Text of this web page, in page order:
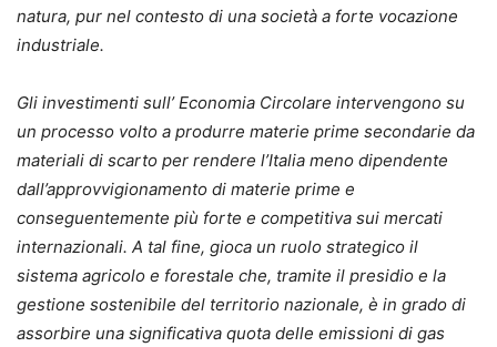
natura, pur nel contesto di una società a forte vocazione
industriale.
Gli investimenti sull’ Economia Circolare intervengono su
un processo volto a produrre materie prime secondarie da
materiali di scarto per rendere l’Italia meno dipendente
dall’approvvigionamento di materie prime e
conseguentemente più forte e competitiva sui mercati
internazionali. A tal fine, gioca un ruolo strategico il
sistema agricolo e forestale che, tramite il presidio e la
gestione sostenibile del territorio nazionale, è in grado di
assorbire una significativa quota delle emissioni di gas